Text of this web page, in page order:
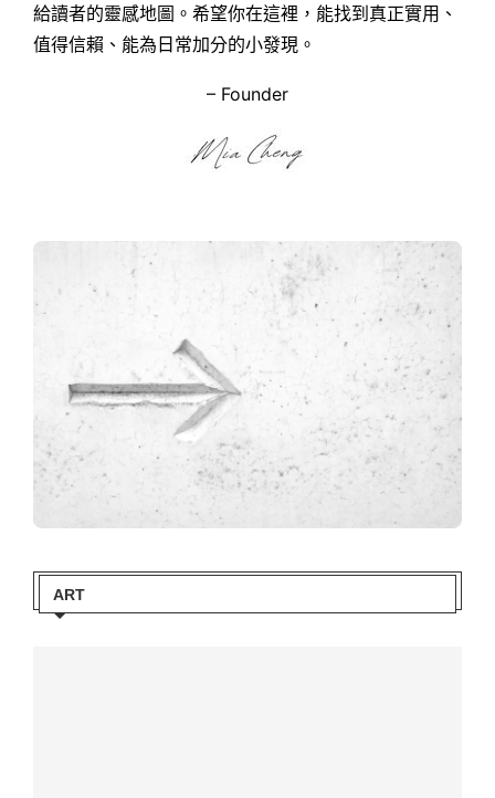
給讀者的靈感地圖。希望你在這裡，能找到真正實用、
值得信賴、能為日常加分的小發現。
– Founder
ART